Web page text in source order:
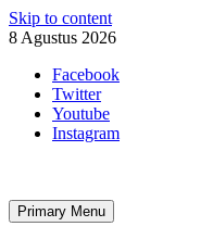
Skip to content
8 Agustus 2026
Facebook
Twitter
Youtube
Instagram
Primary Menu